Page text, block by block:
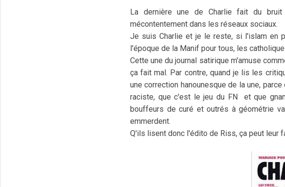
La dernière une de Charlie fait du
mécontentement dans les réseaux sociaux.
Je suis Charlie et je le reste, si l'islam en
l'époque de la Manif pour tous, les
Cette une du journal satirique m'amuse
ça fait mal. Par contre, quand je lis les
une correction hanounesque de la une,
raciste, que c'est le jeu du FN et que
bouffeurs de curé et outrés à géométrie
emmerdent.
Q'ils lisent donc l'édito de Riss, ça peut leur